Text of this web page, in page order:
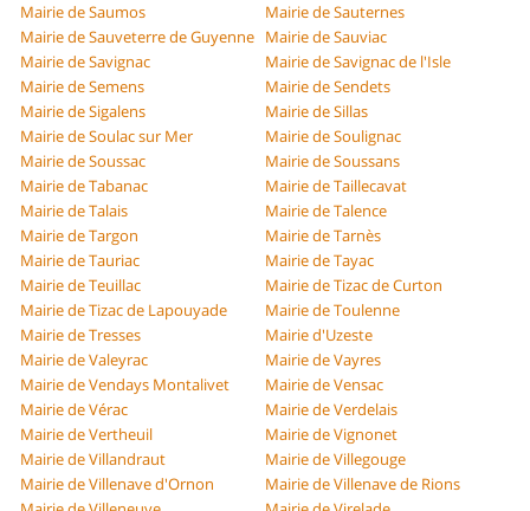
Mairie de Saumos
Mairie de Sauternes
Mairie de Sauveterre de Guyenne Mairie de Sauviac
Mairie de Savignac
Mairie de Savignac de l'Isle
Mairie de Semens
Mairie de Sendets
Mairie de Sigalens
Mairie de Sillas
Mairie de Soulac sur Mer
Mairie de Soulignac
Mairie de Soussac
Mairie de Soussans
Mairie de Tabanac
Mairie de Taillecavat
Mairie de Talais
Mairie de Talence
Mairie de Targon
Mairie de Tarnès
Mairie de Tauriac
Mairie de Tayac
Mairie de Teuillac
Mairie de Tizac de Curton
Mairie de Tizac de Lapouyade
Mairie de Toulenne
Mairie de Tresses
Mairie d'Uzeste
Mairie de Valeyrac
Mairie de Vayres
Mairie de Vendays Montalivet
Mairie de Vensac
Mairie de Vérac
Mairie de Verdelais
Mairie de Vertheuil
Mairie de Vignonet
Mairie de Villandraut
Mairie de Villegouge
Mairie de Villenave d'Ornon
Mairie de Villenave de Rions